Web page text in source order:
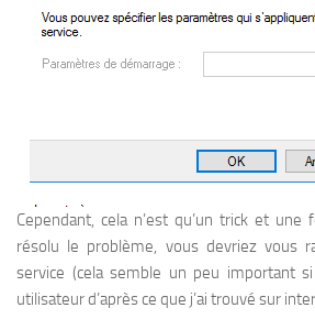
Cependant, cela n’est qu’un trick et
résolu le problème, vous devriez vous
service (cela semble un peu important
utilisateur d’après ce que j’ai trouvé sur